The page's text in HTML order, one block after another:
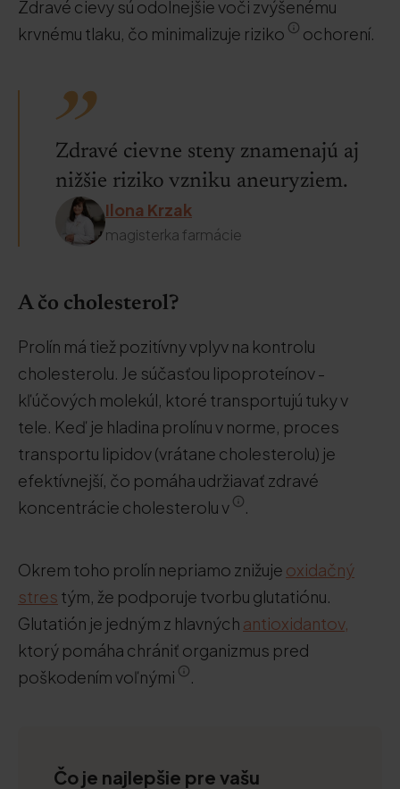
Zdravé cievy sú odolnejšie voči zvýšenému
krvnému tlaku, čo minimalizuje riziko
ochorení.
Zdravé cievne steny znamenajú aj
nižšie riziko vzniku aneuryziem.
Ilona Krzak
magisterka farmácie
A čo cholesterol?
Prolín má tiež pozitívny vplyv na kontrolu
cholesterolu. Je súčasťou lipoproteínov -
kľúčových molekúl, ktoré transportujú tuky v
tele. Keď je hladina prolínu v norme, proces
transportu lipidov (vrátane cholesterolu) je
efektívnejší, čo pomáha udržiavať zdravé
koncentrácie cholesterolu v
.
Okrem toho prolín nepriamo znižuje oxidačný
stres tým, že podporuje tvorbu glutatiónu.
Glutatión je jedným z hlavných antioxidantov,
ktorý pomáha chrániť organizmus pred
poškodením voľnými
.
Čo je najlepšie pre vašu